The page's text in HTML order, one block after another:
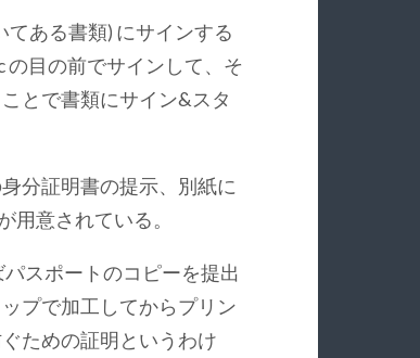
ある書類) にサインする
目の前でサインして、そ
とで書類にサイン&スタ
分証明書の提示、別紙に
意されている。
スポートのコピーを提出
プで加工してからプリン
ための証明というわけ